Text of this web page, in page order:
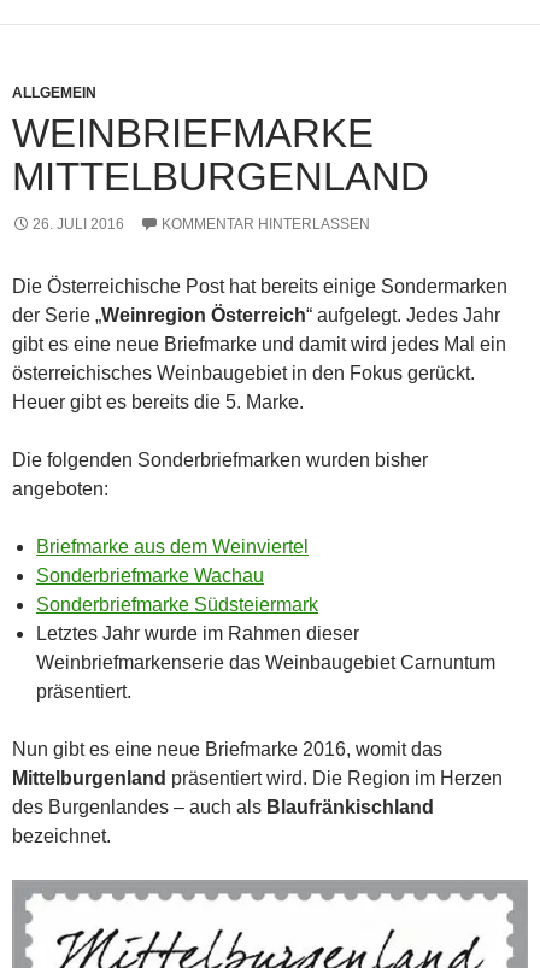
ALLGEMEIN
WEINBRIEFMARKE
MITTELBURGENLAND
26. JULI 2016 KOMMENTAR HINTERLASSEN
Die Österreichische Post hat bereits einige Sondermarken
der Serie „Weinregion Österreich“ aufgelegt. Jedes Jahr
gibt es eine neue Briefmarke und damit wird jedes Mal ein
österreichisches Weinbaugebiet in den Fokus gerückt.
Heuer gibt es bereits die 5. Marke.
Die folgenden Sonderbriefmarken wurden bisher
angeboten:
Briefmarke aus dem Weinviertel
Sonderbriefmarke Wachau
Sonderbriefmarke Südsteiermark
Letztes Jahr wurde im Rahmen dieser
Weinbriefmarkenserie das Weinbaugebiet Carnuntum
präsentiert.
Nun gibt es eine neue Briefmarke 2016, womit das
Mittelburgenland präsentiert wird. Die Region im Herzen
des Burgenlandes – auch als Blaufränkischland
bezeichnet.